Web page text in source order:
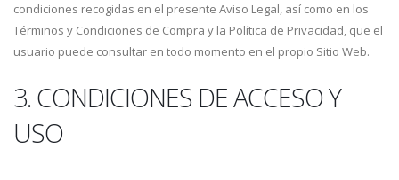
condiciones recogidas en el presente Aviso Legal, así como en los
Términos y Condiciones de Compra y la Política de Privacidad, que el
usuario puede consultar en todo momento en el propio Sitio Web.
3. CONDICIONES DE ACCESO Y
USO